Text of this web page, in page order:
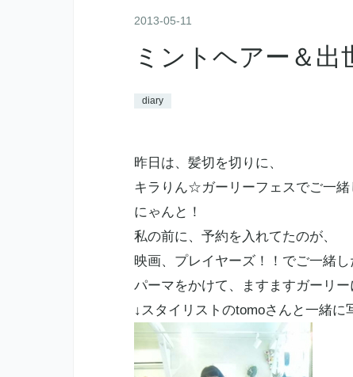
2013-05-11
ミントヘアー＆出
diary
昨日は、髪切を切りに、
キラりん☆ガーリーフェスでご一緒
にゃんと！
私の前に、予約を入れてたのが、
映画、プレイヤーズ！！でご一緒
パーマをかけて、ますますガーリー
↓スタイリストのtomoさんと一緒